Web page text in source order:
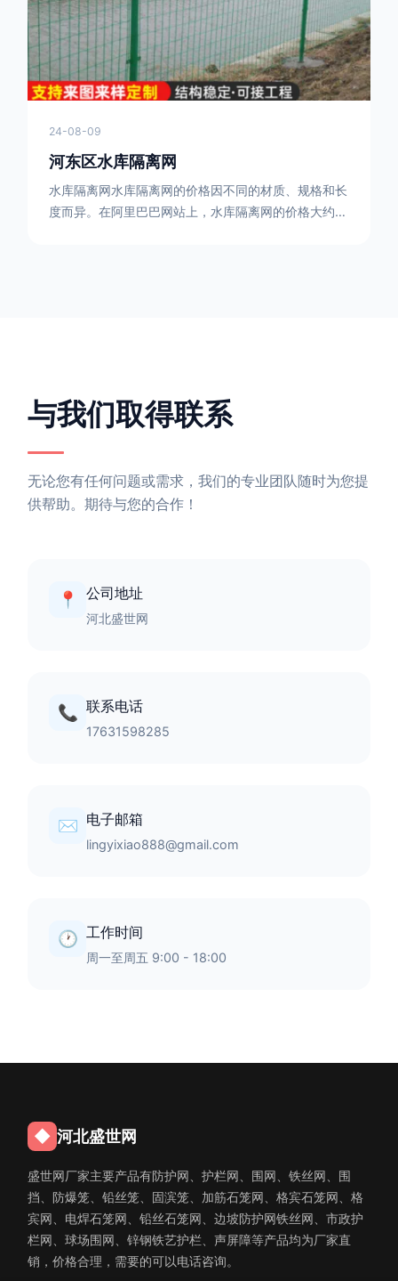
气性好等特点。体育场围栏网是一种
24-08-09
河东区水库隔离网
水库隔离网水库隔离网的价格因不同的材质、规格和长
度而异。在阿里巴巴网站上，水库隔离网的价格大约在
与我们取得联系
无论您有任何问题或需求，我们的专业团队随时为您提
供帮助。期待与您的合作！
📍 公司地址
河北盛世网
📞 联系电话
17631598285
✉️ 电子邮箱
lingyixiao888@gmail.com
🕐 工作时间
周一至周五 9:00 - 18:00
◆ 河北盛世网
盛世网厂家主要产品有防护网、护栏网、围网、铁丝网、围
挡、防爆笼、铅丝笼、固滨笼、加筋石笼网、格宾石笼网、格
宾网、电焊石笼网、铅丝石笼网、边坡防护网铁丝网、市政护
栏网、球场围网、锌钢铁艺护栏、声屏障等产品均为厂家直
销，价格合理，需要的可以电话咨询。